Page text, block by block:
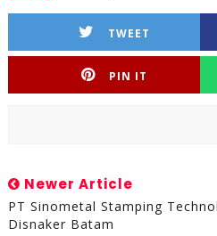
TWEET
PIN IT
Newer Article
PT Sinometal Stamping
Disnaker Batam